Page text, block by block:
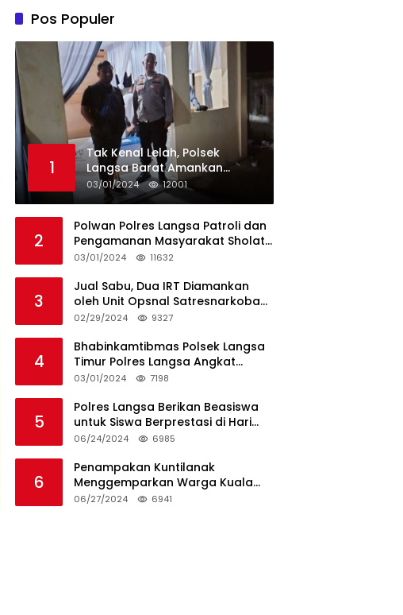
Pos Populer
1
Tak Kenal Lelah, Polsek
Langsa Barat Amankan
Rekapitulasi Selama12 Hari di
Kecamatan Baro
03/01/2024 12001
2
Polwan Polres Langsa Patroli dan
Pengamanan Masyarakat Sholat
Jumat
03/01/2024 11632
3
Jual Sabu, Dua IRT Diamankan
oleh Unit Opsnal Satresnarkoba
Polres Langsa
02/29/2024 9327
4
Bhabinkamtibmas Polsek Langsa
Timur Polres Langsa Angkat
Kerenda Bantu Prosesi
03/01/2024 7198
5
Polres Langsa Berikan Beasiswa
untuk Siswa Berprestasi di Hari
Bhayangkara ke-78
06/24/2024 6985
6
Penampakan Kuntilanak
Menggemparkan Warga Kuala
Langsa dan Btn Sungai Pauh
06/27/2024 6941